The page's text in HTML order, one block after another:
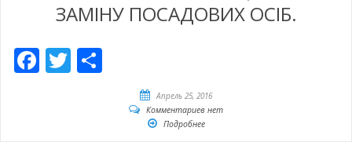
ЗАМІНУ ПОСАДОВИХ ОСІБ.
Facebook
Twitter
Апрель 25, 2016
Комментариев нет
Подробнее